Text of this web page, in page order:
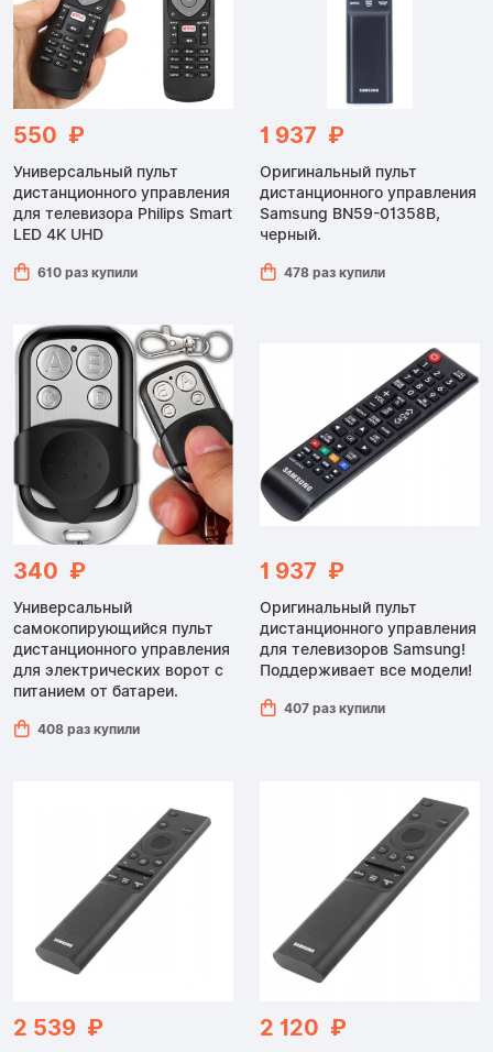
550 ₽
Универсальный пульт
дистанционного управления
для телевизора Philips Smart
LED 4K UHD
610 раз купили
1 937 ₽
Оригинальный пульт
дистанционного управления
Samsung BN59-01358B,
черный.
478 раз купили
340 ₽
Универсальный
самокопирующийся пульт
дистанционного управления
для электрических ворот с
питанием от батареи.
408 раз купили
1 937 ₽
Оригинальный пульт
дистанционного управления
для телевизоров Samsung!
Поддерживает все модели!
407 раз купили
2 539 ₽ 2 120 ₽